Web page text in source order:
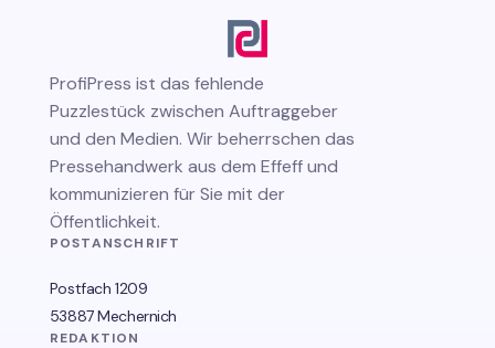
ProfiPress ist das fehlende
Puzzlestück zwischen Auftraggeber
und den Medien. Wir beherrschen das
Pressehandwerk aus dem Effeff und
kommunizieren für Sie mit der
Öffentlichkeit.
POSTANSCHRIFT
Postfach 1209
53887 Mechernich
REDAKTION